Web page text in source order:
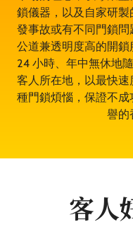
鎖儀器，以及自家研
發事故或有不同門鎖
公道兼透明度高的開
24 小時、年中無休地
客人所在地，以最快
種門鎖煩惱，保證不
譽的
客人